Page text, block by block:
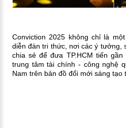
Conviction 2025 không chỉ là
diễn đàn tri thức, nơi các ý tưởng,
chia sẻ để đưa TP.HCM tiến
trung tâm tài chính - công nghệ
Nam trên bản đồ đổi mới sáng tạo